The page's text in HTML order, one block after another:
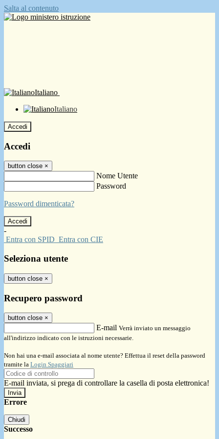
Salta al contenuto
Italiano
Italiano
Accedi
Accedi
button close ×
Nome Utente
Password
Password dimenticata?
-
Entra con SPID Entra con CIE
Seleziona utente
button close ×
Recupero password
button close ×
E-mail Verrà inviato un messaggio
all'indirizzo indicato con le istruzioni necessarie.
Non hai una e-mail associata al nome utente? Effettua il reset della password
tramite la Login Spaggiari
E-mail inviata, si prega di controllare la casella di posta elettronica!
Errore
Chiudi
Successo